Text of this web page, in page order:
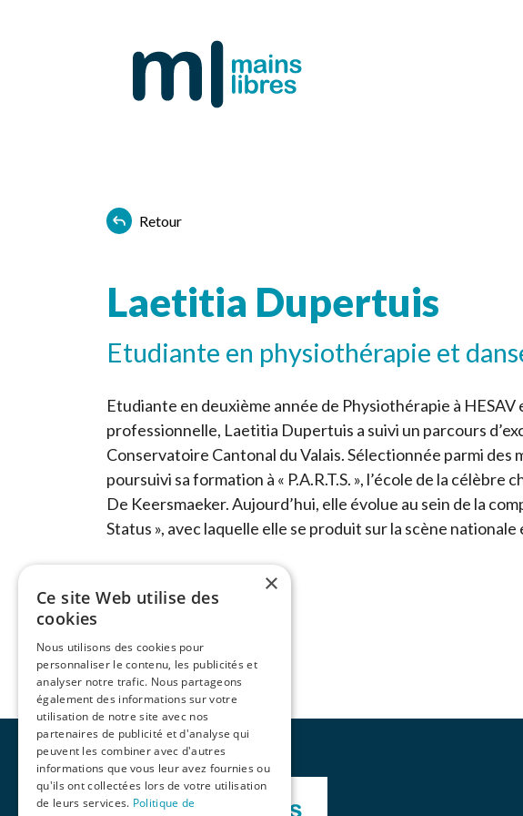
Retour
Laetitia Dupertuis
Etudiante en physiothérapie et
Etudiante en deuxième année de Physiothérapie à
professionnelle, Laetitia Dupertuis a suivi un parcours
Conservatoire Cantonal du Valais. Sélectionnée parmi des
poursuivi sa formation à « P.A.R.T.S. », l’école de la
De Keersmaeker. Aujourd’hui, elle évolue au sein de la
Status », avec laquelle elle se produit sur la scène
×
Ce site Web utilise des
cookies
Nous utilisons des cookies pour
personnaliser le contenu, les publicités et
analyser notre trafic. Nous partageons
également des informations sur votre
utilisation de notre site avec nos
partenaires de publicité et d'analyse qui
peuvent les combiner avec d'autres
informations que vous leur avez fournies ou
qu'ils ont collectées lors de votre utilisation
de leurs services. Politique de